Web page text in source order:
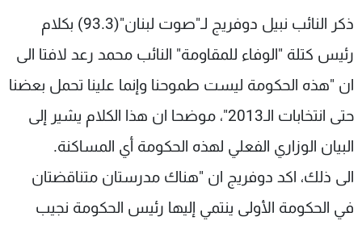
ذكر النائب نبيل دوفريج لـ"صوت لبنان"(93.3) بكلام
رئيس كتلة "الوفاء للمقاومة" النائب محمد رعد لافتا الى
ان "هذه الحكومة ليست طموحنا وإنما علينا تحمل بعضنا
حتى انتخابات الـ2013"، موضحا ان هذا الكلام يشير إلى
البيان الوزاري الفعلي لهذه الحكومة أي المساكنة.
الى ذلك، اكد دوفريج ان "هناك مدرستان متناقضتان
في الحكومة الأولى ينتمي إليها رئيس الحكومة نجيب
الترددات
الإنـتـاج
لاعلاناتكم
تواصل معنا
شروط الإسـتخدام
سياسة الخصوصية